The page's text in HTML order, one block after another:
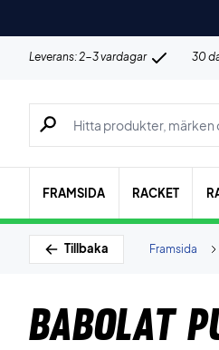
Leverans: 2-3 vardagar 30
Sök efter produkter, märken
FRAMSIDA RACKET
Tillbaka Framsida
Babolat